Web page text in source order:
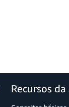
Recursos da